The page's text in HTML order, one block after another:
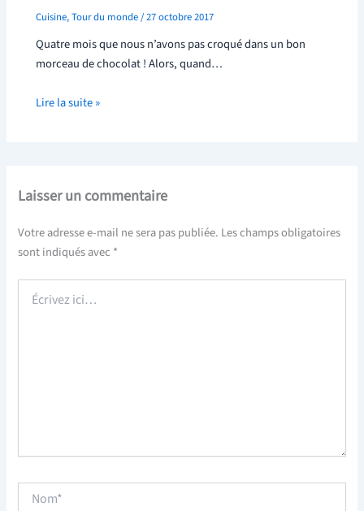
Cuisine,Tour du monde/27 octobre 2017
Quatre mois que nous n’avons pas croqué dans un bon
morceau de chocolat ! Alors, quand…
Lire la suite »
Laisser un commentaire
Votre adresse e-mail ne sera pas publiée. Les champs obligatoires
sont indiqués avec *
ici…
Nom*